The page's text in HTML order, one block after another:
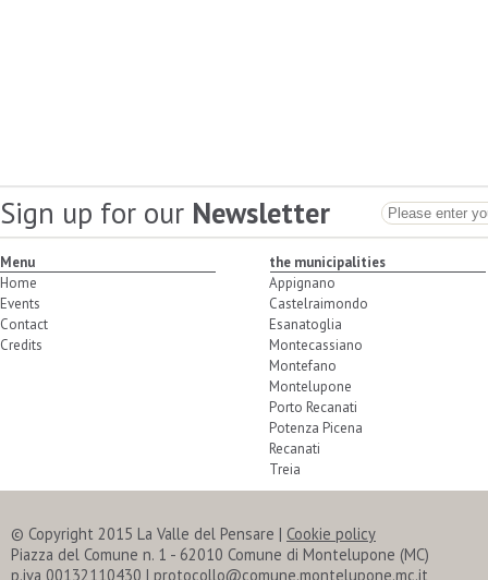
Sign up for our Newsletter
Menu
Home
Events
Contact
Credits
the municipalities
Appignano
Castelraimondo
Esanatoglia
Montecassiano
Montefano
Montelupone
Porto Recanati
Potenza Picena
Recanati
Treia
© Copyright 2015 La Valle del Pensare | Cookie policy
Piazza del Comune n. 1 - 62010 Comune di Montelupone (MC)
p.iva 00132110430 | protocollo@comune.montelupone.mc.it